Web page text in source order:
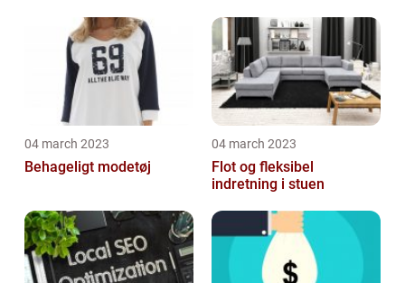
04 march 2023
Behageligt modetøj
04 march 2023
Flot og fleksibel
indretning i stuen